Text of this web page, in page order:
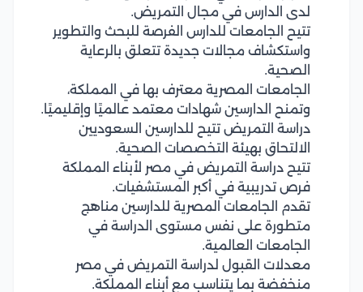
لدى الدارس في مجال التمريض.
تتيح الجامعات للدارس الفرصة للبحث والتطوير
واستكشاف مجالات جديدة تتعلق بالرعاية
الصحية.
الجامعات المصرية معترف بها في المملكة،
وتمنح الدارسين شهادات معتمد عالميًا وإقليميًا.
دراسة التمريض تتيح للدارسين السعوديين
الالتحاق بهيئة التخصصات الصحية.
تتيح دراسة التمريض في مصر لأبناء المملكة
فرص تدريبية في أكبر المستشفيات.
تقدم الجامعات المصرية للدارسين مناهج
متطورة على نفس مستوى الدراسة في
الجامعات العالمية.
معدلات القبول لدراسة التمريض في مصر
منخفضة بما يتناسب مع أبناء المملكة.